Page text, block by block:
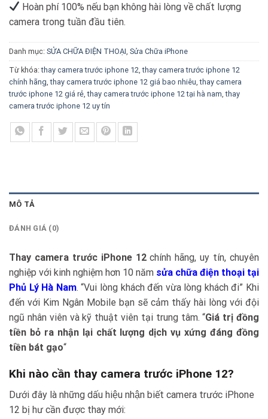
Hoàn phí 100% nếu bạn không hài lòng về chất lượng
camera trong tuần đầu tiên.
Danh mục: SỬA CHỮA ĐIỆN THOẠI Sửa Chữa iPhone
Từ khóa:thay camera trước iphone 12 ,thay camera trước iphone 12
chính hãng ,thay camera trước iphone 12 giá bao nhiêu ,thay camera
trước iphone 12 giá rẻ ,thay camera trước iphone 12 tại hà nam ,thay
camera trước iphone 12 uy tín
MÔ TẢ
ĐÁNH GIÁ (0)
Thay camera trước iPhone 12chính hãng, uy tín, chuyên
nghiệp với kinh nghiệm hơn 10 năm sửa chữa điện thoại tại
Phủ Lý Hà Nam. “Vui lòng khách đến vừa lòng khách đi” Khi
đến với Kim Ngân Mobile bạn sẽ cảm thấy hài lòng với đội
ngũ nhân viên và kỹ thuật viên tại trung tâm. “Giá trị đồng
tiền bỏ ra nhận lại chất lượng dịch vụ xứng đáng đồng
tiền bát gạo“
Khi nào cần thay camera trước iPhone 12?
Dưới đây là những dấu hiệu nhận biết camera trước iPhone
12 bị hư cần được thay mới: